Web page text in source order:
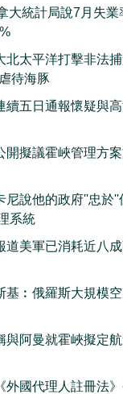
大統計局說7月失業
北太平洋打擊非法
待海豚
續五日通報懷疑與
開擬議霍峽管理方
尼說他的政府''忠於''
系統
道美軍已消耗近八
基︰俄羅斯大規模
與阿曼就霍峽擬定
外國代理人註冊法